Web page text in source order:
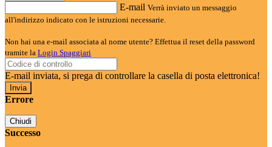
E-mail Verrà inviato un messaggio
all'indirizzo indicato con le istruzioni necessarie.
Non hai una e-mail associata al nome utente? Effettua il reset della password
tramite la Login Spaggiari
E-mail inviata, si prega di controllare la casella di posta elettronica!
Errore
Chiudi
Successo